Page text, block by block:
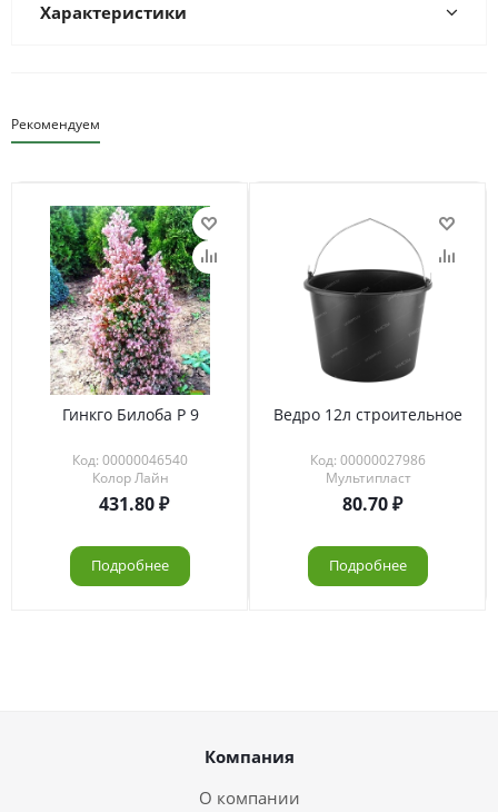
Характеристики
Рекомендуем
Гинкго Билоба Р 9
Код: 00000046540
Колор Лайн
431.80
Подробнее
Ведро 12л строительное
Код: 00000027986
Мультипласт
80.70
Подробнее
Компания
О компании